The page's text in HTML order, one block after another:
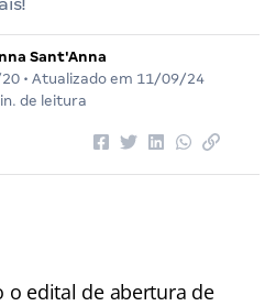
Sant'Anna
• Atualizado em 11/09/24
de leitura
o edital de abertura de